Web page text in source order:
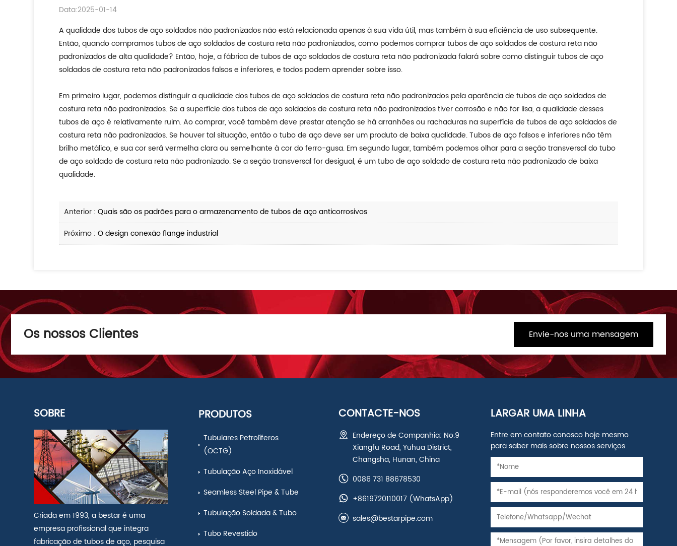
Data:2025-01-14
A qualidade dos tubos de aço soldados não padronizados não está relacionada apenas à sua vida útil, mas também à sua eficiência de uso subsequente.
Então, quando compramos tubos de aço soldados de costura reta não padronizados, como podemos comprar tubos de aço soldados de costura reta não
padronizados de alta qualidade? Então, hoje, a fábrica de tubos de aço soldados de costura reta não padronizada falará sobre como distinguir tubos de aço
soldados de costura reta não padronizados falsos e inferiores, e todos podem aprender sobre isso.
Em primeiro lugar, podemos distinguir a qualidade dos tubos de aço soldados de costura reta não padronizados pela aparência de tubos de aço soldados de
costura reta não padronizados. Se a superfície dos tubos de aço soldados de costura reta não padronizados tiver corrosão e não for lisa, a qualidade desses
tubos de aço é relativamente ruim. Ao comprar, você também deve prestar atenção se há arranhões ou rachaduras na superfície de tubos de aço soldados de
costura reta não padronizados. Se houver tal situação, então o tubo de aço deve ser um produto de baixa qualidade. Tubos de aço falsos e inferiores não têm
brilho metálico, e sua cor será vermelha clara ou semelhante à cor do ferro-gusa. Em segundo lugar, também podemos olhar para a seção transversal do tubo
de aço soldado de costura reta não padronizado. Se a seção transversal for desigual, é um tubo de aço soldado de costura reta não padronizado de baixa
qualidade.
Anterior :Quais são os padrões para o armazenamento de tubos de aço anticorrosivos
Próximo :O design conexão flange industrial
Os nossos Clientes Envie-nos uma mensagem
SOBRE
Criada em 1993, a bestar é uma
empresa profissional que integra
fabricação de tubos de aço, pesquisa
PRODUTOS
Tubulares Petrolíferos
(OCTG)
Tubulação Aço Inoxidável
Seamless Steel Pipe & Tube
Tubulação Soldada & Tubo
Tubo Revestido
CONTACTE-NOS
Endereço de Companhia: No.9
Xiangfu Road, Yuhua District,
Changsha, Hunan, China
0086 731 88678530
+8619720110017(WhatsApp)
sales@bestarpipe.com
LARGAR UMA LINHA
Entre em contato conosco hoje mesmo
para saber mais sobre nossos serviços.